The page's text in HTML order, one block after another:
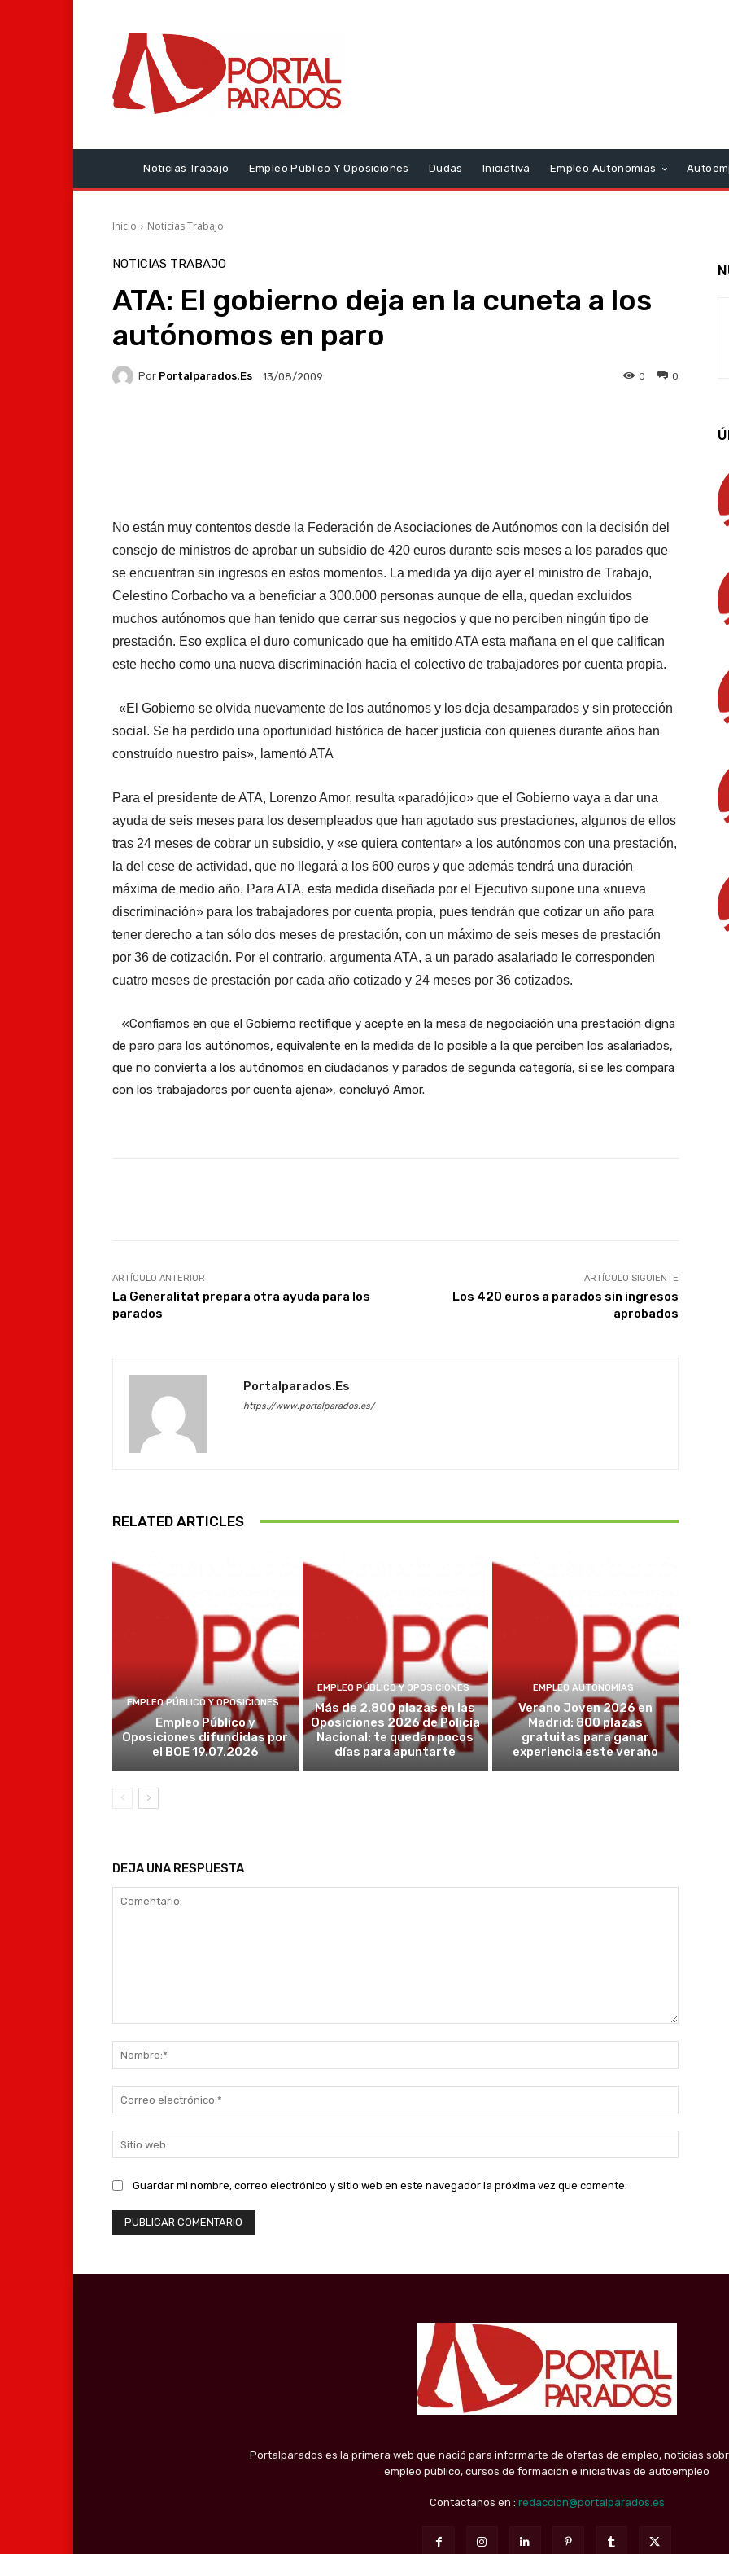
Noticias Trabajo Empleo Público Y Oposiciones Dudas Iniciativa Empleo Autonomías
Inicio Noticias Trabajo
NOTICIAS TRABAJO
ATA: El gobierno deja en la cuneta a los
autónomos en paro
Por Portalparados.es 13/08/2009 0
0
No están muy contentos desde la Federación de Asociaciones de Autónomos con la decisión del
consejo de ministros de aprobar un subsidio de 420 euros durante seis meses a los parados que
se encuentran sin ingresos en estos momentos. La medida ya dijo ayer el ministro de Trabajo,
Celestino Corbacho va a beneficiar a 300.000 personas aunque de ella, quedan excluidos
muchos autónomos que han tenido que cerrar sus negocios y que no perciben ningún tipo de
prestación. Eso explica el duro comunicado que ha emitido ATA esta mañana en el que califican
este hecho como una nueva discriminación hacia el colectivo de trabajadores por cuenta propia.
«El Gobierno se olvida nuevamente de los autónomos y los deja desamparados y sin protección
social. Se ha perdido una oportunidad histórica de hacer justicia con quienes durante años han
construído nuestro país», lamentó ATA
Para el presidente de ATA, Lorenzo Amor, resulta «paradójico» que el Gobierno vaya a dar una
ayuda de seis meses para los desempleados que han agotado sus prestaciones, algunos de ellos
tras 24 meses de cobrar un subsidio, y «se quiera contentar» a los autónomos con una prestación,
la del cese de actividad, que no llegará a los 600 euros y que además tendrá una duración
máxima de medio año. Para ATA, esta medida diseñada por el Ejecutivo supone una «nueva
discriminación» para los trabajadores por cuenta propia, pues tendrán que cotizar un año para
tener derecho a tan sólo dos meses de prestación, con un máximo de seis meses de prestación
por 36 de cotización. Por el contrario, argumenta ATA, a un parado asalariado le corresponden
cuatro meses de prestación por cada año cotizado y 24 meses por 36 cotizados.
«Confiamos en que el Gobierno rectifique y acepte en la mesa de negociación una prestación digna
de paro para los autónomos, equivalente en la medida de lo posible a la que perciben los asalariados,
que no convierta a los autónomos en ciudadanos y parados de segunda categoría, si se les compara
con los trabajadores por cuenta ajena», concluyó Amor.
ARTÍCULO ANTERIOR
La Generalitat prepara otra ayuda para los
parados
ARTÍCULO SIGUIENTE
Los 420 euros a parados sin ingresos
aprobados
Portalparados.es
https://www.portalparados.es/
RELATED ARTICLES
EMPLEO PÚBLICO Y OPOSICIONES
Empleo Público y
Oposiciones difundidas por
el BOE 19.07.2026
EMPLEO PÚBLICO Y OPOSICIONES
Más de 2.800 plazas en las
Oposiciones 2026 de Policía
Nacional: te quedan pocos
días para apuntarte
EMPLEO AUTONOMÍAS
Verano Joven 2026 en
Madrid: 800 plazas
gratuitas para ganar
experiencia este verano
DEJA UNA RESPUESTA
web:
Guardar mi nombre, correo electrónico y sitio web en este navegador la próxima vez que comente.
Portalparados es la primera web que nació para informarte de ofertas de empleo, noticias
empleo público, cursos de formación e iniciativas de autoempleo
Contáctanos en : redaccion@portalparados.es